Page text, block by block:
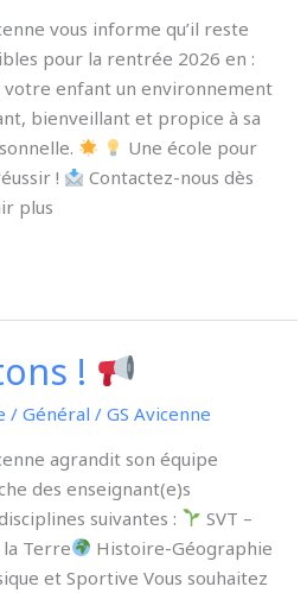
vous informe qu’il reste
pour la rentrée 2026 en :
votre enfant un environnement
bienveillant et propice à sa
Une école pour
!
Contactez-nous dès
plus
!
/Général /GS Avicenne
agrandit son équipe
des enseignant(e)s
suivantes :
SVT –
la Terre
Histoire-Géographie
et Sportive Vous souhaitez